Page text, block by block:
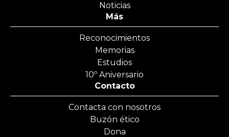
Noticias
Más
Reconocimientos
Memorias
Estudios
10º Aniversario
Contacto
Contacta con nosotros
Buzón ético
Dona